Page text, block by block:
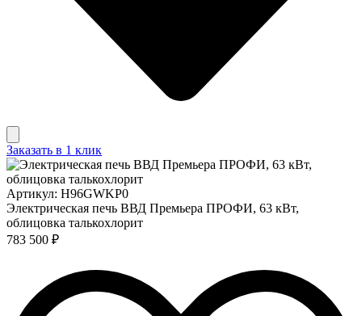
Заказать в 1 клик
Артикул: H96GWKP0
Электрическая печь ВВД Премьера ПРОФИ, 63 кВт,
облицовка талькохлорит
783 500 ₽